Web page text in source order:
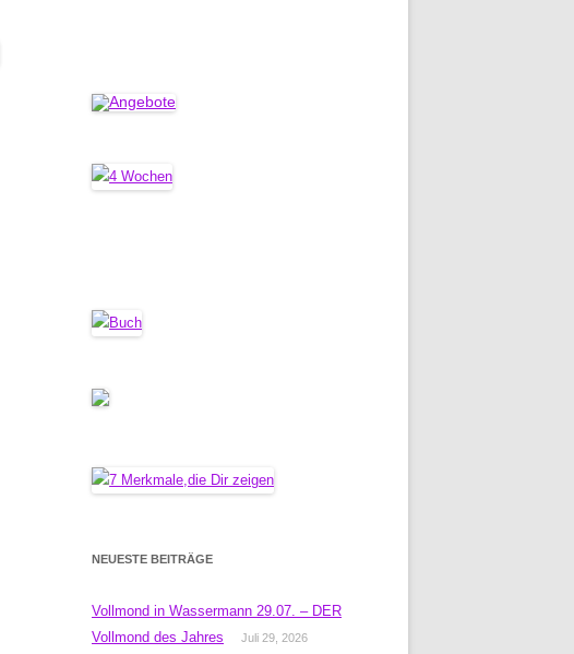
NEUESTE BEITRÄGE
Vollmond in Wassermann 29.07. – DER
Vollmond des Jahres
Juli 29, 2026